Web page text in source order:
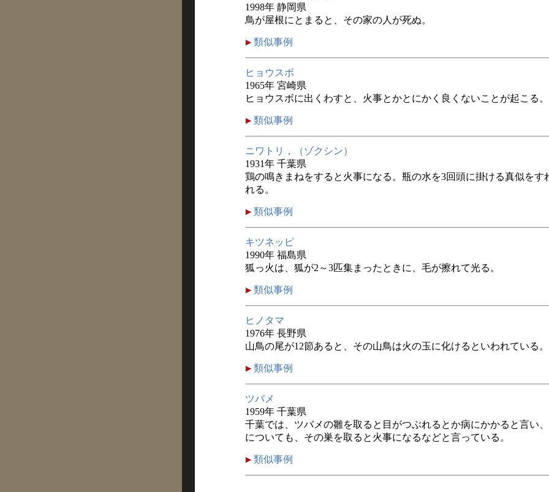
1998年 静岡県
鳥が屋根にとまると、その家の人が死ぬ。
類似事例
ヒョウスボ
1965年 宮崎県
ヒョウスボに出くわすと、火事とかとにかく良くないことが起こる。
類似事例
ニワトリ，（ゾクシン）
1931年 千葉県
鶏の鳴きまねをすると火事になる。瓶の水を3回頭に掛ける真似をす
れる。
類似事例
キツネッピ
1990年 福島県
狐っ火は、狐が2～3匹集まったときに、毛が擦れて光る。
類似事例
ヒノタマ
1976年 長野県
山鳥の尾が12節あると、その山鳥は火の玉に化けるといわれている。
類似事例
ツバメ
1959年 千葉県
千葉では、ツバメの雛を取ると目がつぶれるとか病にかかると言い
についても、その巣を取ると火事になるなどと言っている。
類似事例